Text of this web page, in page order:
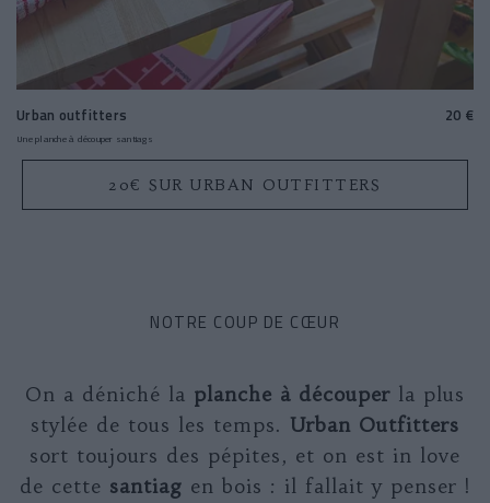
Urban outfitters 20 €
Une planche à découper santiags
20€ SUR URBAN OUTFITTERS
NOTRE COUP DE CŒUR
On a déniché la planche à découper la plus
stylée de tous les temps. Urban Outfitters
sort toujours des pépites, et on est in love
de cette santiag en bois : il fallait y penser !